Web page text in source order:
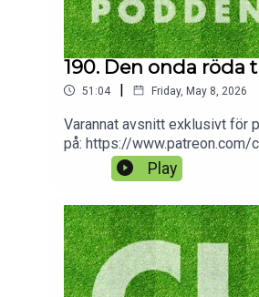
190. Den onda röda
51:04 | Friday, May 8, 2026
Varannat avsnitt exklusivt för
på: https://www.patreon.com/
r:7:55 Summering
årsredovisning38:50 PIF
blev till sand”:
https://kvartal.se/
-blev-till-sand/
Play